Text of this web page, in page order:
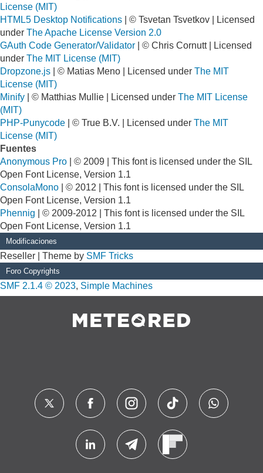
License (MIT)
HTML5 Desktop Notifications | © Tsvetan Tsvetkov | Licensed
under The Apache License Version 2.0
GAuth Code Generator/Validator | © Chris Cornutt | Licensed
under The MIT License (MIT)
Dropzone.js | © Matias Meno | Licensed under The MIT
License (MIT)
Minify | © Matthias Mullie | Licensed under The MIT License
(MIT)
PHP-Punycode | © True B.V. | Licensed under The MIT
License (MIT)
Fuentes
Anonymous Pro | © 2009 | This font is licensed under the SIL
Open Font License, Version 1.1
ConsolaMono | © 2012 | This font is licensed under the SIL
Open Font License, Version 1.1
Phennig | © 2009-2012 | This font is licensed under the SIL
Open Font License, Version 1.1
Modificaciones
Reseller | Theme by SMF Tricks
Foro Copyrights
SMF 2.1.4 © 2023, Simple Machines